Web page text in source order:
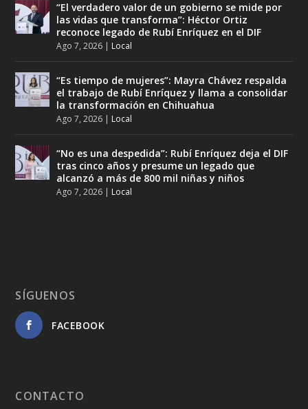
“El verdadero valor de un gobierno se mide por
las vidas que transforma”: Héctor Ortiz
reconoce legado de Rubí Enríquez en el DIF
Ago 7, 2026 | Local
“Es tiempo de mujeres”: Mayra Chávez respalda
el trabajo de Rubí Enríquez y llama a consolidar
la transformación en Chihuahua
Ago 7, 2026 | Local
“No es una despedida”: Rubí Enríquez deja el DIF
tras cinco años y presume un legado que
alcanzó a más de 800 mil niñas y niños
Ago 7, 2026 | Local
SÍGUENOS
FACEBOOK
CONTACTO